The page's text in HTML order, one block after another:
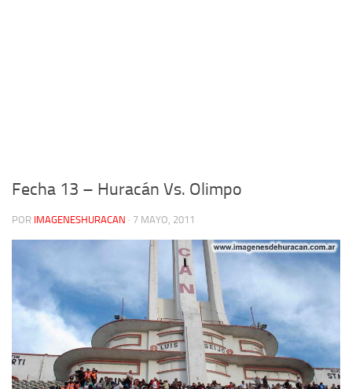
Fecha 13 – Huracán Vs. Olimpo
POR IMAGENESHURACAN · 7 MAYO, 2011